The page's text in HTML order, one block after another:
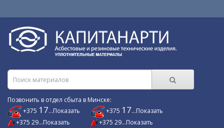
Позвонить в отдел сбыта в Минске:
+375 17...Показать
+375 29...Показать
+375 17...Показать
+375 29...Показать